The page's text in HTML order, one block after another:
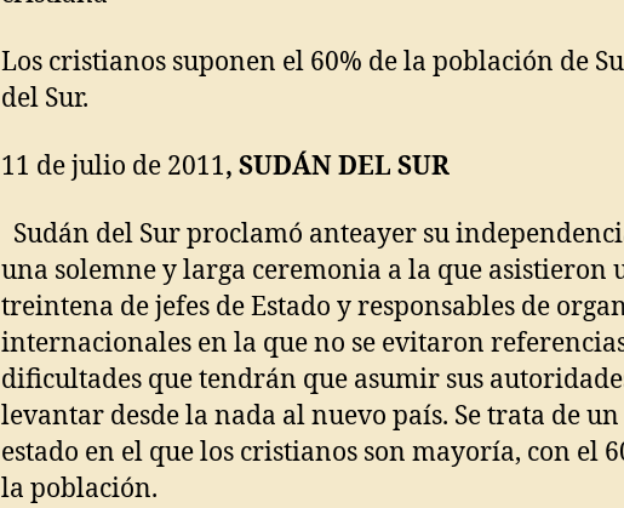
Los cristianos suponen el 60% de la población de
del Sur.
11 de julio de 2011, SUDÁN DEL SUR
Sudán del Sur proclamó anteayer su
una solemne y larga ceremonia a la que asistieron
treintena de jefes de Estado y responsables de
internacionales en la que no se evitaron
dificultades que tendrán que asumir sus
levantar desde la nada al nuevo país. Se trata de
estado en el que los cristianos son mayoría, con el
la población.